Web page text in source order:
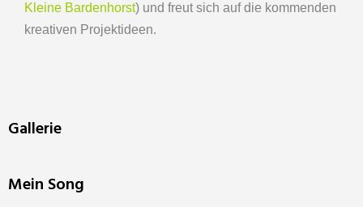
Kleine Bardenhorst) und freut sich auf die kommenden
kreativen Projektideen.
Gallerie
Mein Song